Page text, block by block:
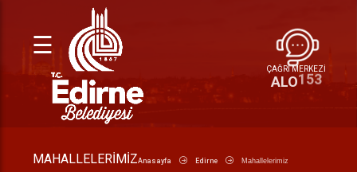
☰
ÇAĞRI MERKEZİ
ALO153
MAHALLELERIMIZAnasayfa Edirne Mahallelerimiz